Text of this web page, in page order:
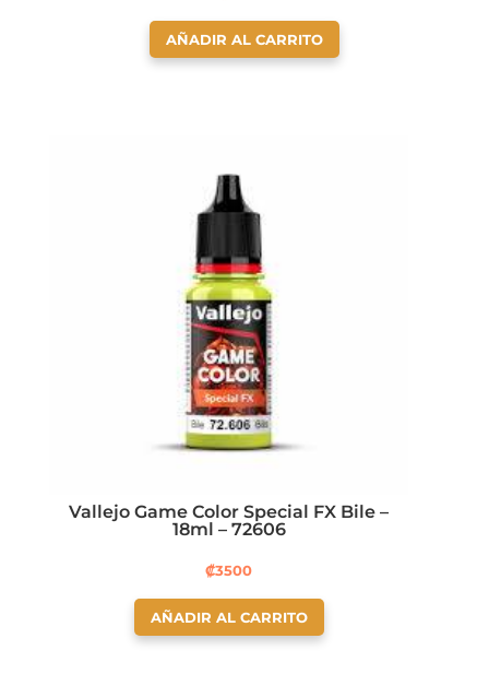
AÑADIR AL CARRITO
Vallejo Game Color Special FX Bile –
18ml – 72606
₡3500
AÑADIR AL CARRITO